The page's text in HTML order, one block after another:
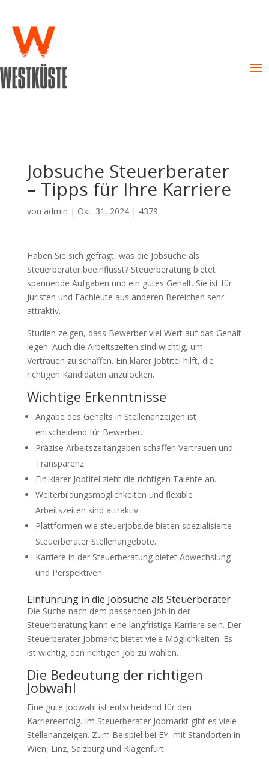
Jobsuche Steuerberater
– Tipps für Ihre Karriere
von admin | Okt. 31, 2024| 4379
Haben Sie sich gefragt, was die Jobsuche als
Steuerberater beeinflusst? Steuerberatung bietet
spannende Aufgaben und ein gutes Gehalt. Sie ist für
Juristen und Fachleute aus anderen Bereichen sehr
attraktiv.
Studien zeigen, dass Bewerber viel Wert auf das Gehalt
legen. Auch die Arbeitszeiten sind wichtig, um
Vertrauen zu schaffen. Ein klarer Jobtitel hilft, die
richtigen Kandidaten anzulocken.
Wichtige Erkenntnisse
Angabe des Gehalts in Stellenanzeigen ist
entscheidend für Bewerber.
Präzise Arbeitszeitangaben schaffen Vertrauen und
Transparenz.
Ein klarer Jobtitel zieht die richtigen Talente an.
Weiterbildungsmöglichkeiten und flexible
Arbeitszeiten sind attraktiv.
Plattformen wie steuerjobs.de bieten spezialisierte
Steuerberater Stellenangebote.
Karriere in der Steuerberatung bietet Abwechslung
und Perspektiven.
Einführung in die Jobsuche als Steuerberater
Die Suche nach dem passenden Job in der
Steuerberatung kann eine langfristige Karriere sein. Der
Steuerberater Jobmarkt bietet viele Möglichkeiten. Es
ist wichtig, den richtigen Job zu wählen.
Die Bedeutung der richtigen
Jobwahl
Eine gute Jobwahl ist entscheidend für den
Karriereerfolg. Im Steuerberater Jobmarkt gibt es viele
Stellenanzeigen. Zum Beispiel bei EY, mit Standorten in
Wien, Linz, Salzburg und Klagenfurt.